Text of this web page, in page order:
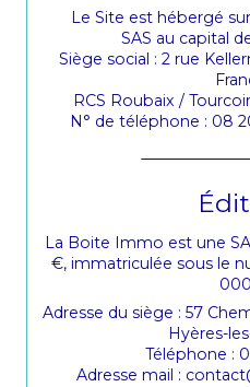
Le Site est hébergé
SAS au capital
Siège social : 2 rue
RCS Roubaix /
N° de téléphone : 08
La Boite Immo est une
€, immatriculée sous le
Adresse du siège : 57
Hyères-
Téléphone :
Adresse mail :